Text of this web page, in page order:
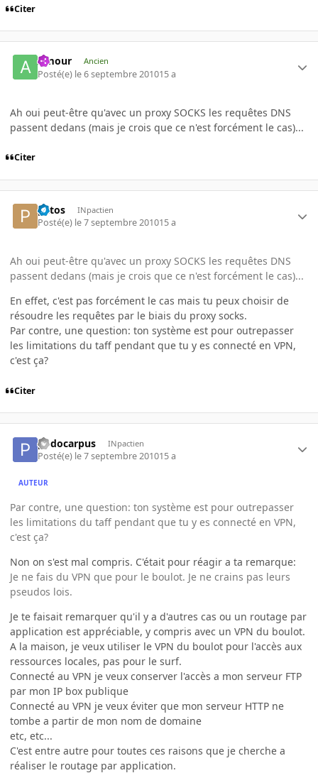
Citer
Amour Ancien
Posté(e) le 6 septembre 201015 a
Ah oui peut-être qu'avec un proxy SOCKS les requêtes DNS
passent dedans (mais je crois que ce n'est forcément le cas)...
Citer
patos INpactien
Posté(e) le 7 septembre 201015 a
Ah oui peut-être qu'avec un proxy SOCKS les requêtes DNS
passent dedans (mais je crois que ce n'est forcément le cas)...
En effet, c'est pas forcément le cas mais tu peux choisir de
résoudre les requêtes par le biais du proxy socks.
Par contre, une question: ton système est pour outrepasser
les limitations du taff pendant que tu y es connecté en VPN,
c'est ça?
Citer
podocarpus INpactien
Posté(e) le 7 septembre 201015 a
AUTEUR
Par contre, une question: ton système est pour outrepasser
les limitations du taff pendant que tu y es connecté en VPN,
c'est ça?
Non on s'est mal compris. C'était pour réagir a ta remarque:
Je ne fais du VPN que pour le boulot. Je ne crains pas leurs
pseudos lois.
Je te faisait remarquer qu'il y a d'autres cas ou un routage par
application est appréciable, y compris avec un VPN du boulot.
A la maison, je veux utiliser le VPN du boulot pour l'accès aux
ressources locales, pas pour le surf.
Connecté au VPN je veux conserver l'accès a mon serveur FTP
par mon IP box publique
Connecté au VPN je veux éviter que mon serveur HTTP ne
tombe a partir de mon nom de domaine
etc, etc...
C'est entre autre pour toutes ces raisons que je cherche a
réaliser le routage par application.